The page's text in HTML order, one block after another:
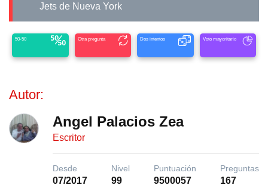
Jets de Nueva York
50-50 Otra pregunta Dos intentos Voto mayoritario
Autor:
Angel Palacios Zea
Escritor
Desde
07/2017
Nivel
99
Puntuación
9500057
Preguntas
167